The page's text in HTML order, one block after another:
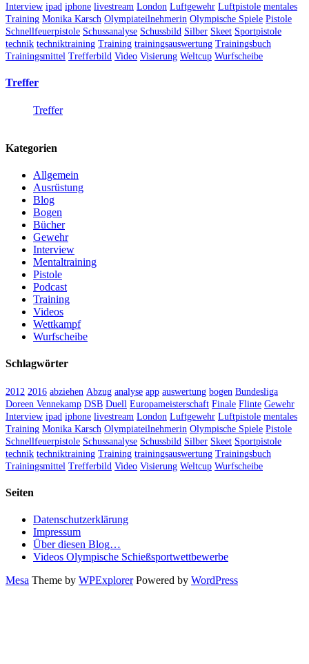
Interview ipad iphone livestream London Luftgewehr Luftpistole mentales
Training Monika Karsch Olympiateilnehmerin Olympische Spiele Pistole
Schnellfeuerpistole Schussanalyse Schussbild Silber Skeet Sportpistole
technik techniktraining Training trainingsauswertung Trainingsbuch
Trainingsmittel Trefferbild Video Visierung Weltcup Wurfscheibe
Treffer
Treffer
Kategorien
Allgemein
Ausrüstung
Blog
Bogen
Bücher
Gewehr
Interview
Mentaltraining
Pistole
Podcast
Training
Videos
Wettkampf
Wurfscheibe
Schlagwörter
2012 2016 abziehen Abzug analyse app auswertung bogen Bundesliga
Doreen Vennekamp DSB Duell Europameisterschaft Finale Flinte Gewehr
Interview ipad iphone livestream London Luftgewehr Luftpistole mentales
Training Monika Karsch Olympiateilnehmerin Olympische Spiele Pistole
Schnellfeuerpistole Schussanalyse Schussbild Silber Skeet Sportpistole
technik techniktraining Training trainingsauswertung Trainingsbuch
Trainingsmittel Trefferbild Video Visierung Weltcup Wurfscheibe
Seiten
Datenschutzerklärung
Impressum
Über diesen Blog…
Videos Olympische Schießsportwettbewerbe
Mesa Theme by WPExplorerPowered by WordPress